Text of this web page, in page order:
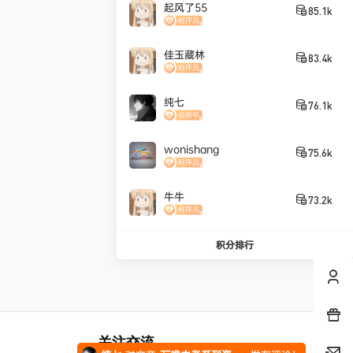
起风了55 85.1k
佳玉藏林 83.4k
纯七 76.1k
wonishang 75.6k
牛牛 73.2k
积分排行
关注交流
凄 发布圈子
凄 发布圈子
凄 发布圈子
凄 发布圈子
参与回答 贾帅高中数学网课 非常感谢！
纯七 对文章 万唯中考系列资料合集 发布评论！